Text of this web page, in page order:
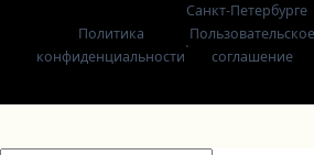
Санкт-Петербурге
Политика
конфиденциальности
·
Пользовательское
соглашение